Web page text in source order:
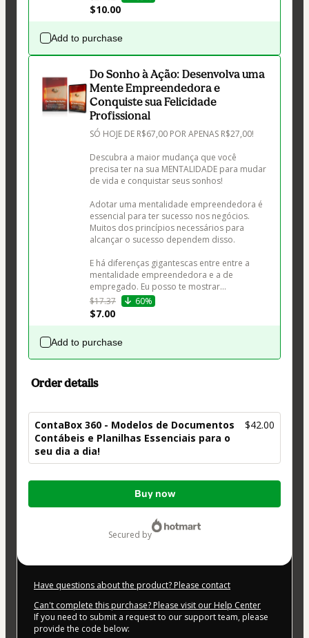
$10.00
Add to purchase
Do Sonho à Ação: Desenvolva uma
Mente Empreendedora e
Conquiste sua Felicidade
Profissional
SÓ HOJE DE R$67,00 POR APENAS R$27,00!
Descubra a maior mudança que você
precisa ter na sua MENTALIDADE para mudar
de vida e conquistar seus sonhos!
Adotar uma mentalidade empreendedora é
essencial para ter sucesso nos negócios.
Muitos dos princípios necessários para
alcançar o sucesso dependem disso.
E há diferenças gigantescas entre entre a
mentalidade empreendedora e a de
empregado. Eu posso te mostrar...
$17.37
60%
$7.00
Add to purchase
Order details
ContaBox 360 - Modelos de Documentos
Contábeis e Planilhas Essenciais para o
seu dia a dia!
$42.00
Total
$42.00
Buy now
secured by
Have questions about the product? Please contact
Can't complete this purchase? Please visit our Help Center
If you need to submit a request to our support team, please
provide the code below: